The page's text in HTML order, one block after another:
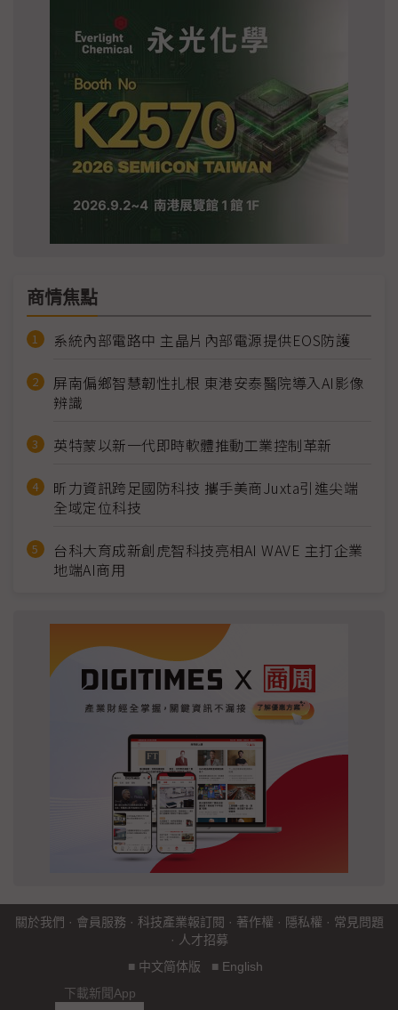
商情焦點
系統內部電路中 主晶片內部電源提供EOS防護
屏南偏鄉智慧韌性扎根 東港安泰醫院導入AI影像
辨識
英特蒙以新一代即時軟體推動工業控制革新
昕力資訊跨足國防科技 攜手美商Juxta引進尖端
全域定位科技
台科大育成新創虎智科技亮相AI WAVE 主打企業
地端AI商用
關於我們 · 會員服務 · 科技產業報訂閱 · 著作權 · 隱私權 · 常見問題
· 人才招募
■ 中文简体版 ■ English
下載新聞App